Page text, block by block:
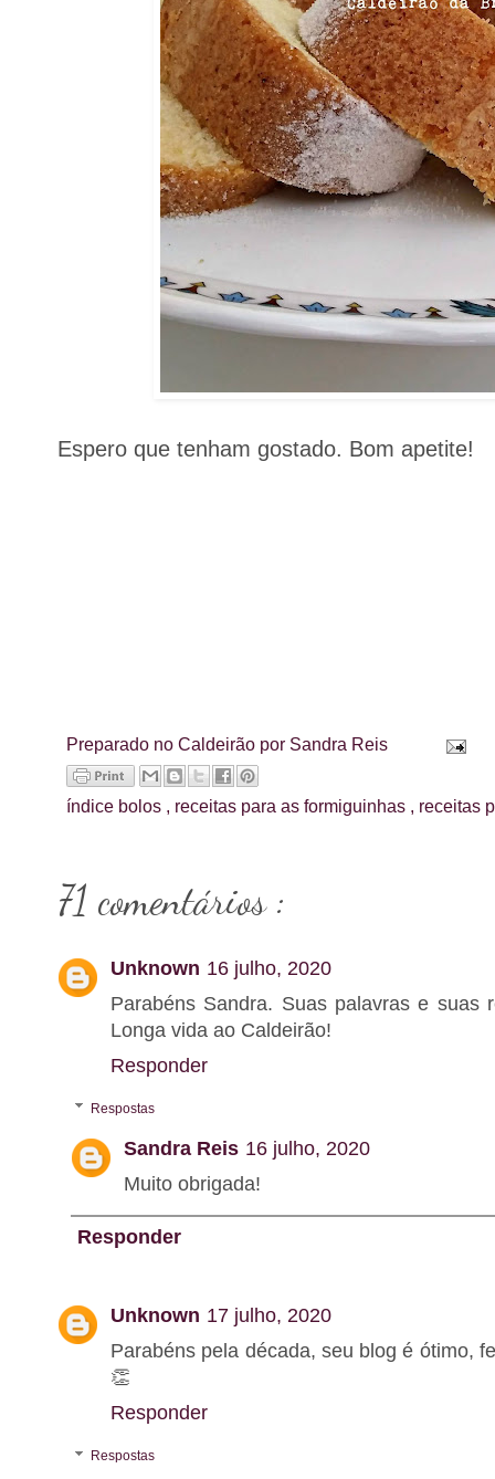
Espero que tenham gostado. Bom apetite!
Preparado no Caldeirão por Sandra Reis
índice bolos , receitas para as formiguinhas , receitas
71 comentários :
Unknown 16 julho, 2020
Parabéns Sandra. Suas palavras e suas
Longa vida ao Caldeirão!
Responder
Respostas
Sandra Reis 16 julho, 2020
Muito obrigada!
Responder
Unknown 17 julho, 2020
Parabéns pela década, seu blog é ótimo,
👏
Responder
Respostas